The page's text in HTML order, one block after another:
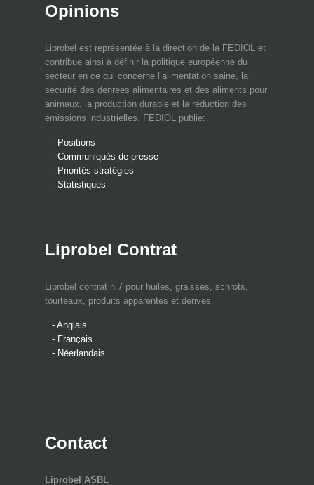
Opinions
Liprobel est représentée à la direction de la FEDIOL et
contribue ainsi à définir la politique européenne du
secteur en ce qui concerne l’alimentation saine, la
sécurité des denrées alimentaires et des aliments pour
animaux, la production durable et la réduction des
émissions industrielles. FEDIOL publie:
- Positions
- Communiqués de presse
- Priorités stratégies
- Statistiques
Liprobel Contrat
Liprobel contrat n.7 pour huiles, graisses, schrots,
tourteaux, produits apparentes et derives.
- Anglais
- Français
- Néerlandais
Contact
Liprobel ASBL